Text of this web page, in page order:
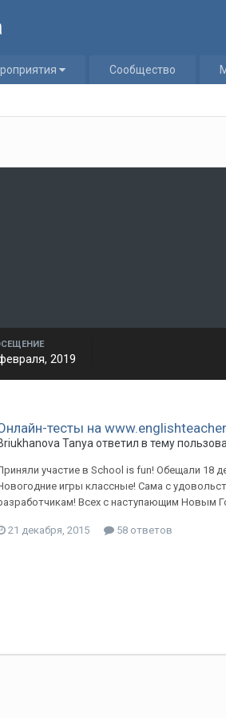
Сообщество
2019
тесты на
Tanya ответил в тему
участие в School is fun! Обещали 18
игры классные! Сама с
Всех с наступающим Новым
21 декабря, 2015 58 ответов